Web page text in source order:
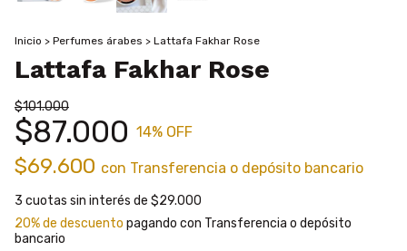
Inicio > Perfumes árabes > Lattafa Fakhar Rose
Lattafa Fakhar Rose
$101.000
$87.000 14% OFF
$69.600 con Transferencia o depósito bancario
3 cuotas sin interés de $29.000
20% de descuento pagando con Transferencia o depósito
bancario